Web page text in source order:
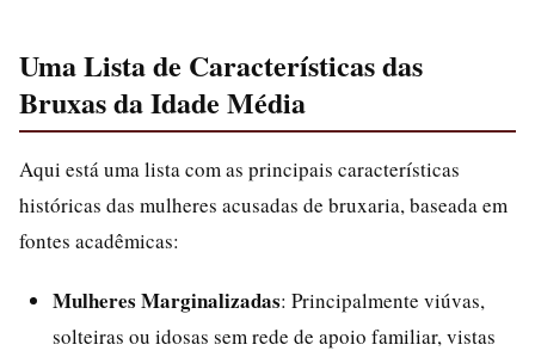
Uma Lista de Características das
Bruxas da Idade Média
Aqui está uma lista com as principais características
históricas das mulheres acusadas de bruxaria, baseada em
fontes acadêmicas:
Mulheres Marginalizadas: Principalmente viúvas,
solteiras ou idosas sem rede de apoio familiar, vistas